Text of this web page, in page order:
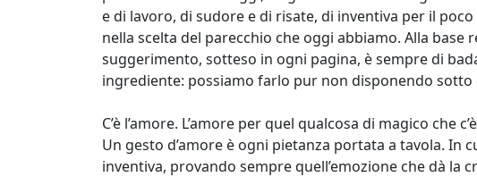
e di lavoro, di sudore e di risate, di inventiva per il
nella scelta del parecchio che oggi abbiamo. Alla
suggerimento, sotteso in ogni pagina, è sempre di
ingrediente: possiamo farlo pur non disponendo sotto
C’è l’amore. L’amore per quel qualcosa di magico che
Un gesto d’amore è ogni pietanza portata a tavola. In
inventiva, provando sempre quell’emozione che dà la